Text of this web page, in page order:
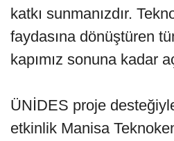
katkı sunmanızdır.
faydasına dönüştüren
kapımız sonuna kadar
ÜNİDES proje
etkinlik Manisa